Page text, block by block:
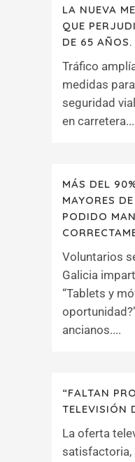
LA NUEVA
QUE
DE 65 AÑOS.
Tráfico
medidas
seguridad
en
MÁS DEL
MAYORES
PODIDO
Voluntarios
Galicia
“Tablets y
ancianos....
“FALTAN
TELEVISIÓN
La oferta
satisfactoria,